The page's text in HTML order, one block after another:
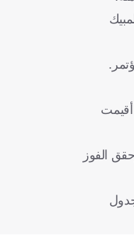
أقيمت
بثنائية دون رد، وحقق الفوز
صدارة جدول